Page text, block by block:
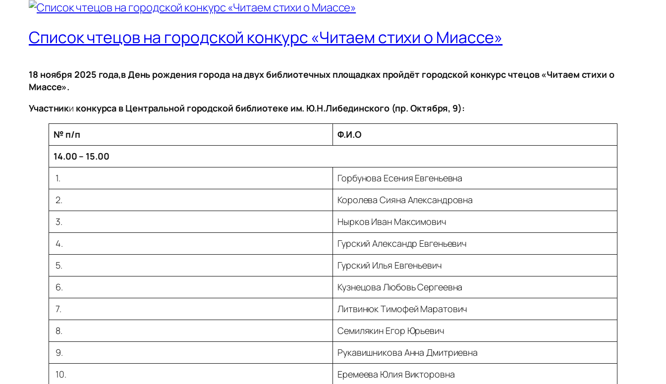
Список чтецов на городской конкурс «Читаем стихи о Миассе»
18 ноября 2025 года,в День рождения города на двух библиотечных площадках пройдёт городской конкурс чтецов «Читаем стихи о
Миассе».
Участники конкурса в Центральной городской библиотеке им. Ю.Н.Либединского (пр. Октября, 9):
№ п/п
Ф.И.О
14.00 – 15.00
1.
Горбунова Есения Евгеньевна
2.
Королева Сияна Александровна
3.
Нырков Иван Максимович
4.
Гурский Александр Евгеньевич
5.
Гурский Илья Евгеньевич
6.
Кузнецова Любовь Сергеевна
7.
Литвинюк Тимофей Маратович
8.
Семилякин Егор Юрьевич
9.
Рукавишникова Анна Дмитриевна
10.
Еремеева Юлия Викторовна